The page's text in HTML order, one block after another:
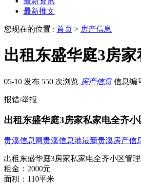
最新推文
您现在的位置 : 首页 > 房产信息
出租东盛华庭3房
05-10 发布 550 次浏览 房产信息 信息编
报错/举报
出租东盛华庭3房家私家电全齐
贵溪信息网贵溪信息港最新贵溪房产信
出租东盛华庭3房家私家电全齐小区管理
租金： 2000元
面积： 110平米